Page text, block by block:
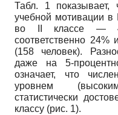
Табл. 1
учебной мотивации в
во II классе —
соответственно
(158 человек).
даже на 5-
означает, что
уровнем
статистически
классу (рис. 1).